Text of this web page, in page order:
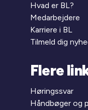
Hvad er BL?
Medarbejdere
Karriere i BL
Tilmeld dig
Flere
Høringssvar
Håndbøger og